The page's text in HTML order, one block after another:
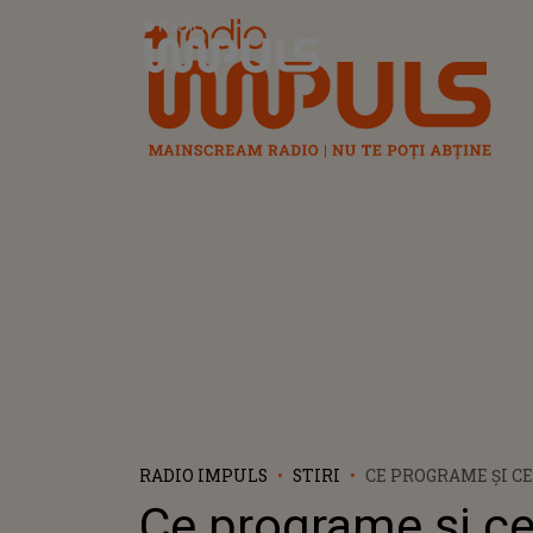
Radio Impuls
RADIO IMPULS STIRI
CE PROGRAME ȘI
SAU ARMIN VAN